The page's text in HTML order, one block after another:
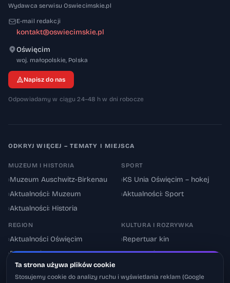
Wydawca serwisu Oswiecimskie.pl
E-mail redakcji
kontakt@oswiecimskie.pl
Oświęcim
woj. małopolskie, 32-600
Polska
Napisz do nas
Odpowiadamy w ciągu 24–48 h w dni robocze
ODKRYJ WIĘCEJ – TEMATY I MIEJSCA
MUZEUM I HISTORIA
›Muzeum Auschwitz-Birkenau
›Aktualności: Muzeum
›Aktualności: Historia
SPORT
›KS Unia Oświęcim – hokej
›Aktualności: Sport
REGION
›Aktualności Oświęcim
›Powiat oświęcimski
Utrudnienia drogowe
KULTURA I ROZRYWKA
›Repertuar kin
›Aktualności: Kultura
Ta strona używa plików cookie
Stosujemy cookie do analizy ruchu i wyświetlania reklam (Google